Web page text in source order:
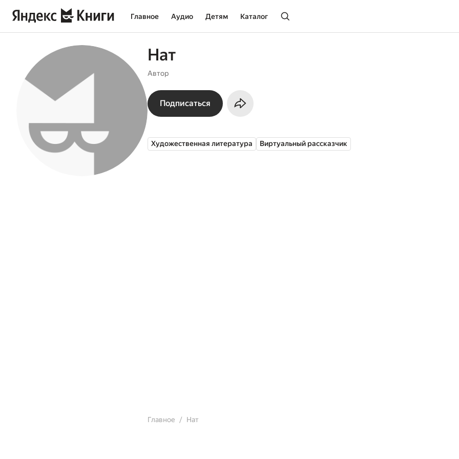
Главное Аудио Детям Каталог
Нат
Автор
Подписаться
Художественная литература Виртуальный рассказчик
Главное Нат